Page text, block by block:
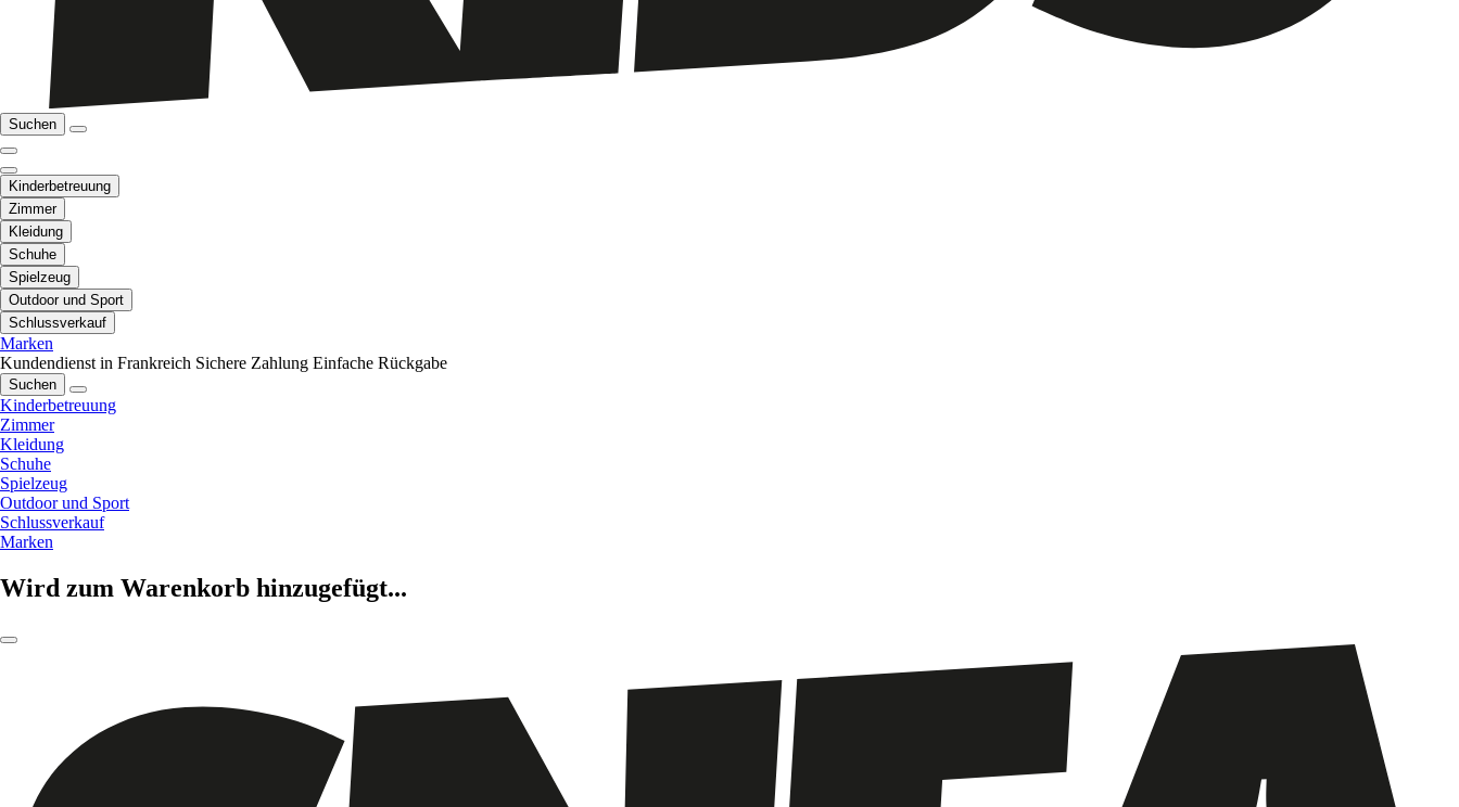
Suchen
Kinderbetreuung
Zimmer
Kleidung
Schuhe
Spielzeug
Outdoor und Sport
Schlussverkauf
Marken
Kundendienst in Frankreich Sichere Zahlung Einfache Rückgabe
Suchen
Kinderbetreuung
Zimmer
Kleidung
Schuhe
Spielzeug
Outdoor und Sport
Schlussverkauf
Marken
Wird zum Warenkorb hinzugefügt...